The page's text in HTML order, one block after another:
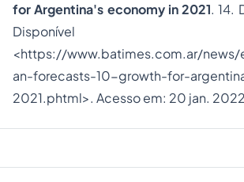
for Argentina's economy in 2021. 14.
<https://www.batimes.com.ar/news/
an-forecasts-10-growth-for-
2021.phtml>. Acesso em: 20 jan.